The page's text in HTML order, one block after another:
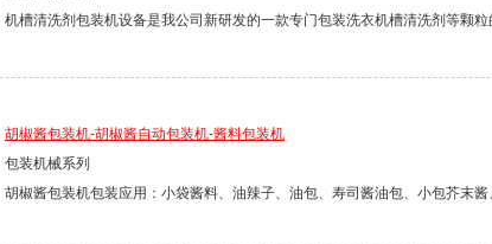
机槽清洗剂包装机设备是我公司新研发的一款专门包装洗衣机槽清洗剂等颗
胡椒酱包装机-胡椒酱自动包装机-酱料包装机
包装机械系列
胡椒酱包装机包装应用：小袋酱料、油辣子、油包、寿司酱油包、小包芥末